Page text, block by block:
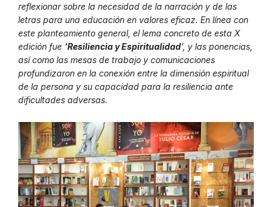
reflexionar sobre la necesidad de la narración y de las
letras para una educación en valores eficaz. En línea con
este planteamiento general, el lema concreto de esta X
edición fue ‘Resiliencia y Espiritualidad’, y las ponencias,
así como las mesas de trabajo y comunicaciones
profundizaron en la conexión entre la dimensión espiritual
de la persona y su capacidad para la resiliencia ante
dificultades adversas.